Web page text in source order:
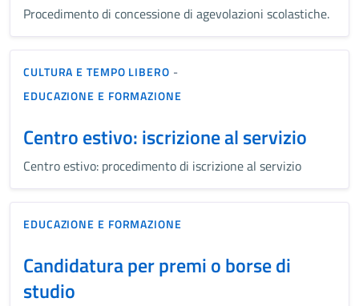
Procedimento di concessione di agevolazioni scolastiche.
CULTURA E TEMPO LIBERO -
EDUCAZIONE E FORMAZIONE
Centro estivo: iscrizione al servizio
Centro estivo: procedimento di iscrizione al servizio
EDUCAZIONE E FORMAZIONE
Candidatura per premi o borse di
studio